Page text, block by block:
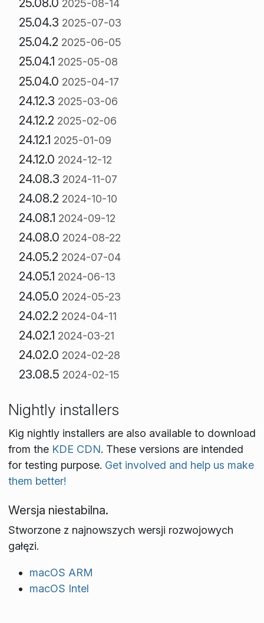
2025-08-14
25.04.3 2025-07-03
25.04.2 2025-06-05
25.04.1 2025-05-08
25.04.0 2025-04-17
24.12.3 2025-03-06
24.12.2 2025-02-06
24.12.1 2025-01-09
24.12.0 2024-12-12
24.08.3 2024-11-07
24.08.2 2024-10-10
24.08.1 2024-09-12
24.08.0 2024-08-22
24.05.2 2024-07-04
24.05.1 2024-06-13
24.05.0 2024-05-23
24.02.2 2024-04-11
24.02.1 2024-03-21
24.02.0 2024-02-28
23.08.5 2024-02-15
Nightly installers
Kig nightly installers are also available to download
from the KDE CDN. These versions are intended
for testing purpose. Get involved and help us make
them better!
Wersja niestabilna.
Stworzone z najnowszych wersji rozwojowych
gałęzi.
macOS ARM
macOS Intel